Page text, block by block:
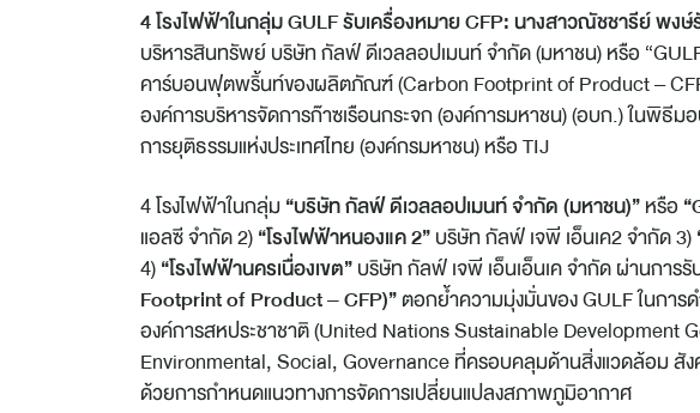
4 โรงไฟฟ้าในกลุ่ม GULF รับเครื่องหมาย CFP: นางสาวณัชชารีย์ พง
บริหารสินทรัพย์ บริษัท กัลฟ์ ดีเวลลอปเมนท์ จำกัด (มหาชน) หรือ
คาร์บอนฟุตพริ้นท์ของผลิตภัณฑ์ (Carbon Footprint of Product –
องค์การบริหารจัดการก๊าซเรือนกระจก (องค์การมหาชน) (อบก.) ในพิ
การยุติธรรมแห่งประเทศไทย (องค์กรมหาชน) หรือ TIJ
4 โรงไฟฟ้าในกลุ่ม“บริษัท กัลฟ์ ดีเวลลอปเมนท์ จำกัด (มหาชน)”หรือ
แอลซี จำกัด 2)“โรงไฟฟ้าหนองแค 2”บริษัท กัลฟ์ เจพี เอ็นเค2 จำกัด 3)
4)“โรงไฟฟ้านครเนื่องเขต”บริษัท กัลฟ์ เจพี เอ็นเอ็นเค จำกัด ผ่านการรั
Footprint of Product – CFP)”ตอกย้ำความมุ่งมั่นของ GULF ในกา
องค์การสหประชาชาติ (United Nations Sustainable Development
Environmental, Social, Governance ที่ครอบคลุมด้านสิ่งแวดล้อม
ด้วยการกำหนดแนวทางการจัดการเปลี่ยนแปลงสภาพภูมิอากาศ